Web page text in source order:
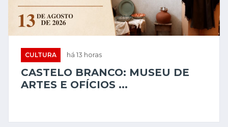
CULTURA há 13 horas
CASTELO BRANCO: MUSEU DE
ARTES E OFÍCIOS ...